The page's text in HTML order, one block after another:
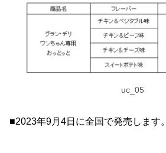
uc_05
■2023年9月4日に全国で発売します。